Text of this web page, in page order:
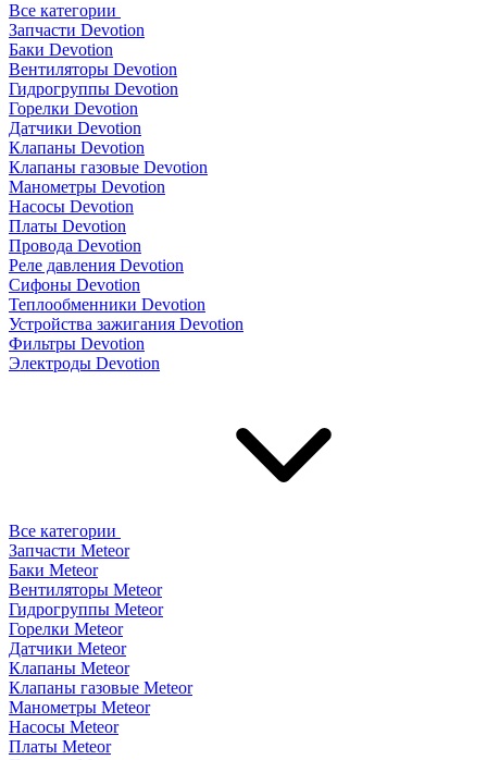
Все категории
Запчасти Devotion
Баки Devotion
Вентиляторы Devotion
Гидрогруппы Devotion
Горелки Devotion
Датчики Devotion
Клапаны Devotion
Клапаны газовые Devotion
Манометры Devotion
Насосы Devotion
Платы Devotion
Провода Devotion
Реле давления Devotion
Сифоны Devotion
Теплообменники Devotion
Устройства зажигания Devotion
Фильтры Devotion
Электроды Devotion
Все категории
Запчасти Meteor
Баки Meteor
Вентиляторы Meteor
Гидрогруппы Meteor
Горелки Meteor
Датчики Meteor
Клапаны Meteor
Клапаны газовые Meteor
Манометры Meteor
Насосы Meteor
Платы Meteor